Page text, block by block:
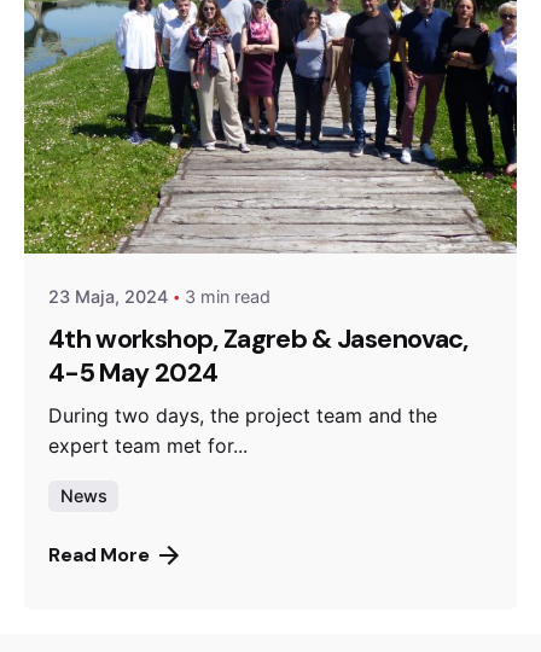
Posted by
admin
23 Maja, 2024 3 min read
4th workshop, Zagreb & Jasenovac,
4-5 May 2024
During two days, the project team and the
expert team met for...
News
Read More